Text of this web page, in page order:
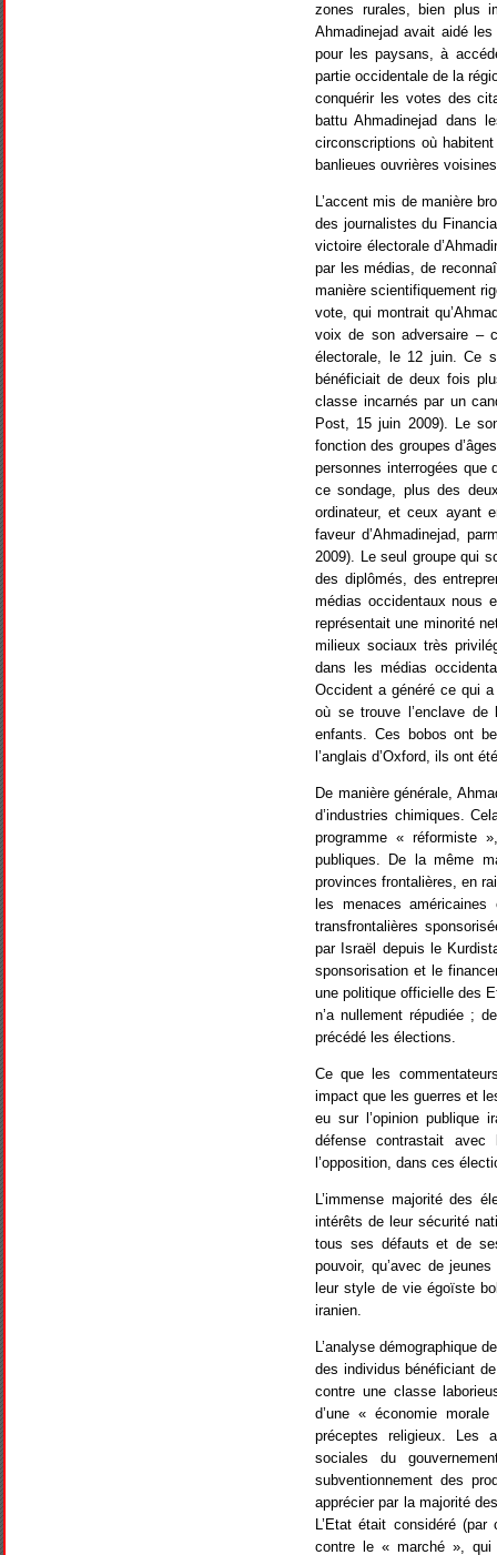
zones rurales, bien plus
Ahmadinejad avait aidé
pour les paysans, à
partie occidentale de la
conquérir les votes des
battu Ahmadinejad dans
circonscriptions où
banlieues ouvrières
L’accent mis de manière
des journalistes du
victoire électorale
par les médias, de
manière scientifiquement
vote, qui montrait
voix de son adversaire –
électorale, le 12 juin. Ce
bénéficiait de deux fois
classe incarnés par un
Post, 15 juin 2009). Le
fonction des groupes
personnes interrogées
ce sondage, plus des
ordinateur, et ceux ayant
faveur d’Ahmadinejad,
2009). Le seul groupe qui
des diplômés, des
médias occidentaux nous
représentait une minorité
milieux sociaux très
dans les médias
Occident a généré ce qui
où se trouve l’enclave
enfants. Ces bobos ont
l’anglais d’Oxford, ils ont
De manière générale,
d’industries chimiques.
programme « réformiste
publiques. De la même
provinces frontalières, en
les menaces
transfrontalières
par Israël depuis le
sponsorisation et le
une politique officielle des
n’a nullement répudiée ;
précédé les élections.
Ce que les
impact que les guerres et
eu sur l’opinion publique
défense contrastait
l’opposition, dans ces
L’immense majorité des
intérêts de leur sécurité
tous ses défauts et de
pouvoir, qu’avec de
leur style de vie égoïste
iranien.
L’analyse démographique
des individus bénéficiant
contre une classe
d’une « économie
préceptes religieux. Les
sociales du
subventionnement des
apprécier par la majorité
L’Etat était considéré
contre le « marché »,